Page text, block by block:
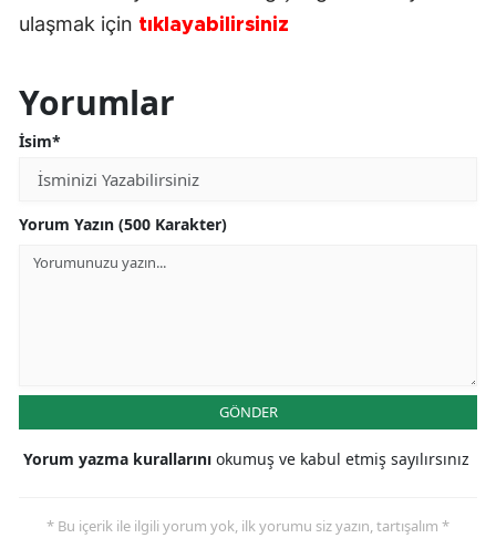
ulaşmak için tıklayabilirsiniz
Yorumlar
İsim*
Yorum Yazın (500 Karakter)
GÖNDER
Yorum yazma kurallarını okumuş ve kabul etmiş sayılırsınız
* Bu içerik ile ilgili yorum yok, ilk yorumu siz yazın, tartışalım *